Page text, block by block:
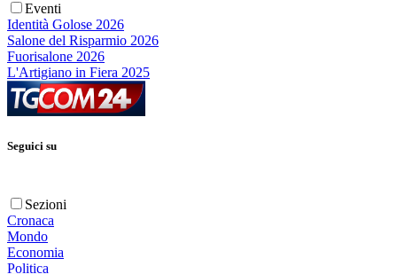
Eventi
Identità Golose 2026
Salone del Risparmio 2026
Fuorisalone 2026
L'Artigiano in Fiera 2025
Seguici su
Sezioni
Cronaca
Mondo
Economia
Politica